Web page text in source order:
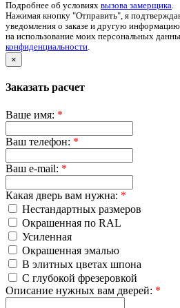
Подробнее об условиях вызова замерщика.
Нажимая кнопку "Отправить", я
уведомления о заказе и другую
на использование моих персональных
конфиденциальности.
×
Заказать расчет
Ваше имя: *
Ваш телефон: *
Ваш e-mail: *
Какая дверь вам нужна: *
Нестандартных размеров
Окрашенная по RAL
Усиленная
Окрашенная эмалью
В элитных цветах шпона
С глубокой фрезеровкой
Описание нужных вам дверей: *